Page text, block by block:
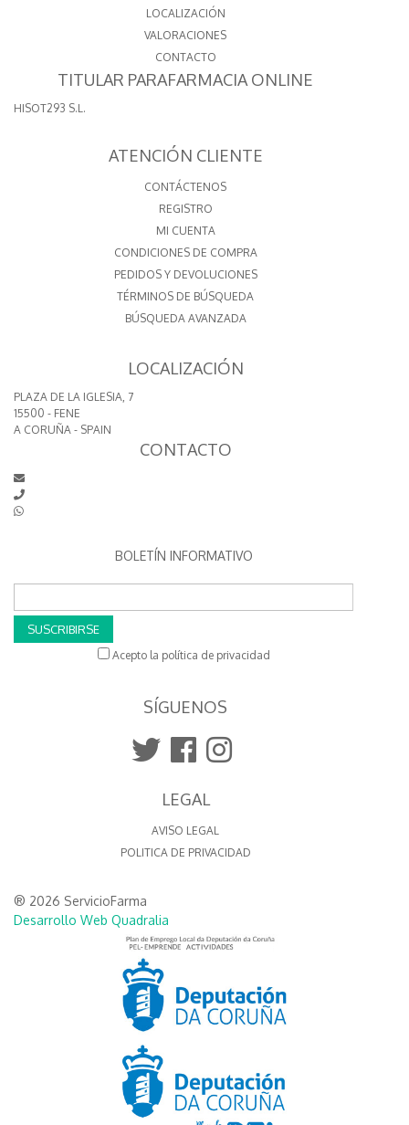
LOCALIZACIÓN
VALORACIONES
CONTACTO
TITULAR PARAFARMACIA ONLINE
HISOT293 S.L.
ATENCIÓN CLIENTE
CONTÁCTENOS
REGISTRO
MI CUENTA
CONDICIONES DE COMPRA
PEDIDOS Y DEVOLUCIONES
TÉRMINOS DE BÚSQUEDA
BÚSQUEDA AVANZADA
LOCALIZACIÓN
PLAZA DE LA IGLESIA, 7
15500 - FENE
A CORUÑA - SPAIN
CONTACTO
BOLETÍN INFORMATIVO
SUSCRIBIRSE
Acepto la política de privacidad
SÍGUENOS
LEGAL
AVISO LEGAL
POLITICA DE PRIVACIDAD
® 2026 ServicioFarma
Desarrollo Web Quadralia